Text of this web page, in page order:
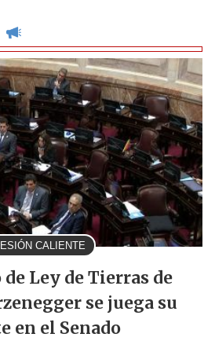
CALIENTE
Ley de Tierras de
se juega su
en el Senado